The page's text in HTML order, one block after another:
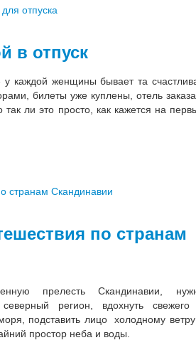
в отпуск
каждой женщины бывает та
билеты уже куплены, отель
так ли это просто, как кажется на
по странам
прелесть Скандинавии,
северный регион, вдохнуть
подставить лицо холодному
простор неба и воды.